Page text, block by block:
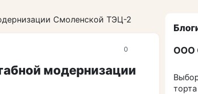
Смоленской ТЭЦ-2
0
модернизации
ООО